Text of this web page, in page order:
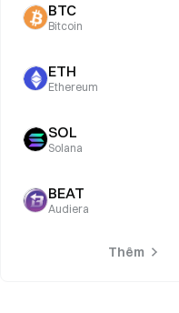
BTC
Bitcoin
ETH
Ethereum
SOL
Solana
BEAT
Audiera
Thêm